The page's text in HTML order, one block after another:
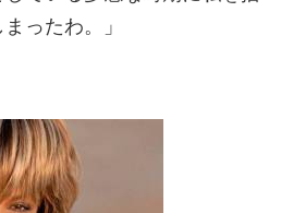
ったわ。」